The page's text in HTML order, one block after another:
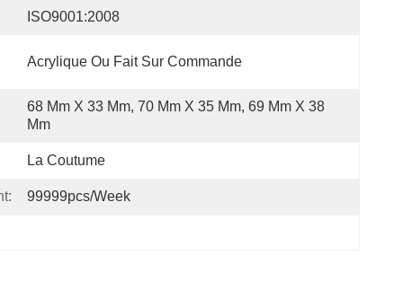
ISO9001:2008
Acrylique Ou Fait Sur Commande
68 Mm X 33 Mm, 70 Mm X 35 Mm, 69 Mm X 38
Mm
La Coutume
99999pcs/week